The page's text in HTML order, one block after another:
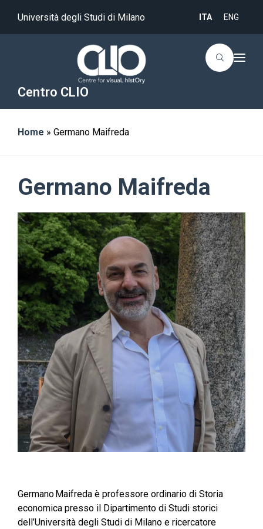
Università degli Studi di Milano ITA ENG
Centro CLIO
T
Home » Germano Maifreda
Germano Maifreda
Germano Maifreda è professore ordinario di Storia
economica presso il Dipartimento di Studi storici
dell’Università degli Studi di Milano e ricercatore